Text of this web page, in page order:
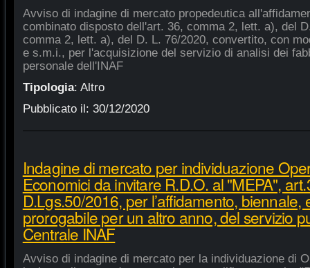
Avviso di indagine di mercato propedeutica
combinato disposto dell'art. 36, comma 2, lett. a), del
comma 2, lett. a), del D. L. 76/2020, convertito, con
e s.m.i., per l'acquisizione del servizio di analisi dei
personale dell'INAF
Tipologia: Altro
Pubblicato il: 30/12/2020
Indagine di mercato per individuazione
Economici da invitare R.D.O. al "MEPA",
D.Lgs.50/2016, per l’affidamento, biennale,
prorogabile per un altro anno, del servizio
Centrale INAF
Avviso di indagine di mercato per la individuazione di